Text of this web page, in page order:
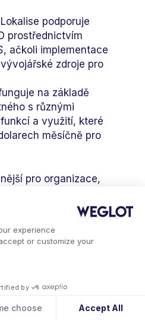
experience
or customize your
by
choose Accept All
Lokalise podporuje
prostřednictvím
ačkoli implementace
zdroje pro
na základě
s různými
a využití, které
měsíčně pro
pro organizace,
zúčastněných stran -
obchodníci - a
proces lokalizace
uživatelské
pro kontrolu kvality
postupů jsou
projekty. Mezi hlavní